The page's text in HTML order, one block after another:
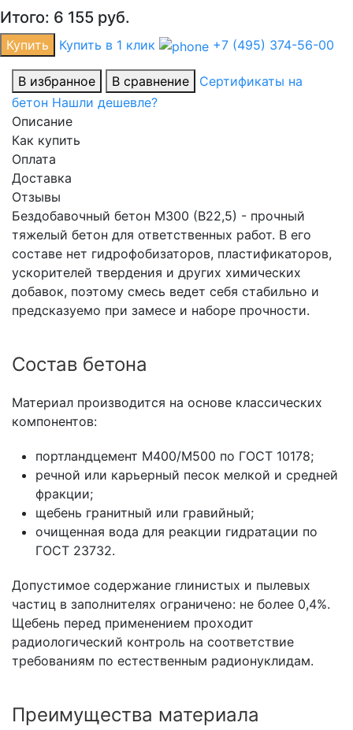
Итого: 6 155 руб.
Купить Купить в 1 клик +7 (495) 374-56-00
В избранное В сравнение
Сертификаты на
бетон Нашли дешевле?
Описание
Как купить
Оплата
Доставка
Отзывы
Бездобавочный бетон М300 (В22,5) - прочный
тяжелый бетон для ответственных работ. В его
составе нет гидрофобизаторов, пластификаторов,
ускорителей твердения и других химических
добавок, поэтому смесь ведет себя стабильно и
предсказуемо при замесе и наборе прочности.
Состав бетона
Материал производится на основе классических
компонентов:
портландцемент М400/М500 по ГОСТ 10178;
речной или карьерный песок мелкой и средней
фракции;
щебень гранитный или гравийный;
очищенная вода для реакции гидратации по
ГОСТ 23732.
Допустимое содержание глинистых и пылевых
частиц в заполнителях ограничено: не более 0,4%.
Щебень перед применением проходит
радиологический контроль на соответствие
требованиям по естественным радионуклидам.
Преимущества материала